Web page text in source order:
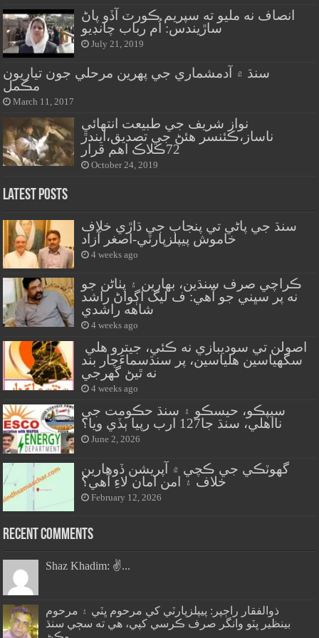
انصاف نه مليو ته سپريم ڪورٽ آڏو پاڻ
ساڙيندس: اُم رباب چانڊيو
July 21, 2019
سنڌ ۾ آدمشماري جي پهرين مرحلي جون تياريون
مڪمل
March 11, 2017
نواز شريف جي طبيعت انتهائي
ناساز،ڪئنسر هئڻ جي تصديق،ايندڙ
72ڪلاڪ اهم قرار
October 24, 2019
Latest Posts
سنڌ جي پاڻي تي پنجاب جي ڌاڙي خلاف
خاموش پيپلزپارٽي-اصغر آزاد
4 weeks ago
ڪراچي صرف سنڌين، بهارين ۽ پٺاڻن جو
نه پر سڀني جو آهي: ف ليگ اڳواڻ راشد
شاهه راشدي
4 weeks ago
سگهياسين هلياسين، پر سنڌسماءَچار بند
نه ٿيڻ گهرجي
4 weeks ago
سيپڪو، حيسڪو ۽ سنڌ حڪومت جي
نااهلي، سنڌ جا127 ارب رپيا ٻڏي ويا؟
June 2, 2026
گهوٽڪي جي ڪچي ۾ آپريشن ڏوهارين
خلاف ۽ امن امان لاءِ آهي؟
February 12, 2026
Recent Comments
Shaz Khadim: ✌️...
ذوالفقار راڄپر: پيپلزپارٽي کي مرحوم ڀٽي ۽ مرحوم
بينظير ڀٽو وانگر صرف ڪرسي کپي، هي ته سڄي سنڌ